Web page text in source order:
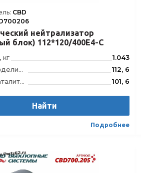
CBD
нейтрализатор
блок) 112*120/400Е4-C
кг
1.043
Диаметр изделия, мм
112, 6
Диаметр каталитического блока, мм
101, 6
112.120.400E4-C
4610121392838
Найти
Подробнее